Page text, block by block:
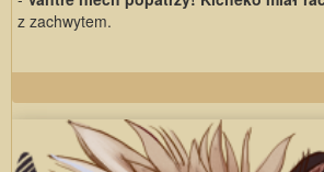
z zachwytem.